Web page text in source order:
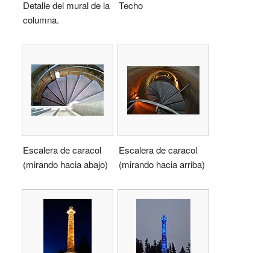
Detalle del mural de la
columna.
Techo
Escalera de caracol
(mirando hacia abajo)
Escalera de caracol
(mirando hacia arriba)